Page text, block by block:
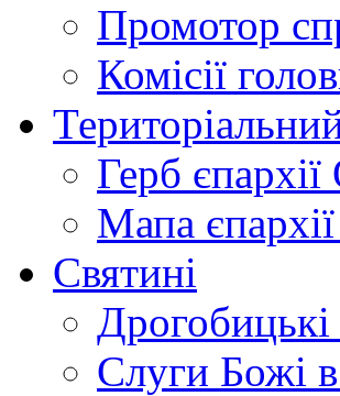
Промотор
Комісії
Герб єпархії
Мапа єпархії
Святині
Слуги Божі